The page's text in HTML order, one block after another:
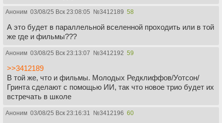
Аноним 03/08/25 Вск 23:08:05 №3412189 58
А это будет в параллельной вселенной проходить или в той
же где и фильмы???
Аноним 03/08/25 Вск 23:13:07 №3412192 59
>>3412189
В той же, что и фильмы. Молодых Редклиффов/Уотсон/
Гринта сделают с помощью ИИ, так что новое трио будет их
встречать в школе
Аноним 03/08/25 Вск 23:16:31 №3412196 60